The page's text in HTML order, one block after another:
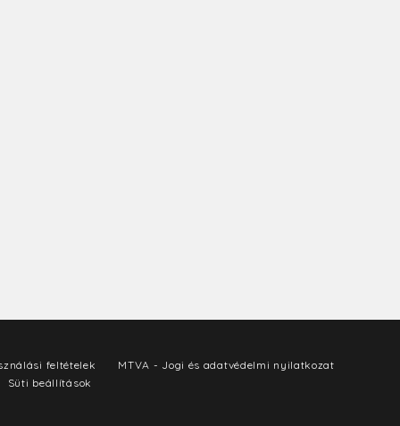
feltételek
MTVA - Jogi és adatvédelmi nyilatkozat
Süti beállítások